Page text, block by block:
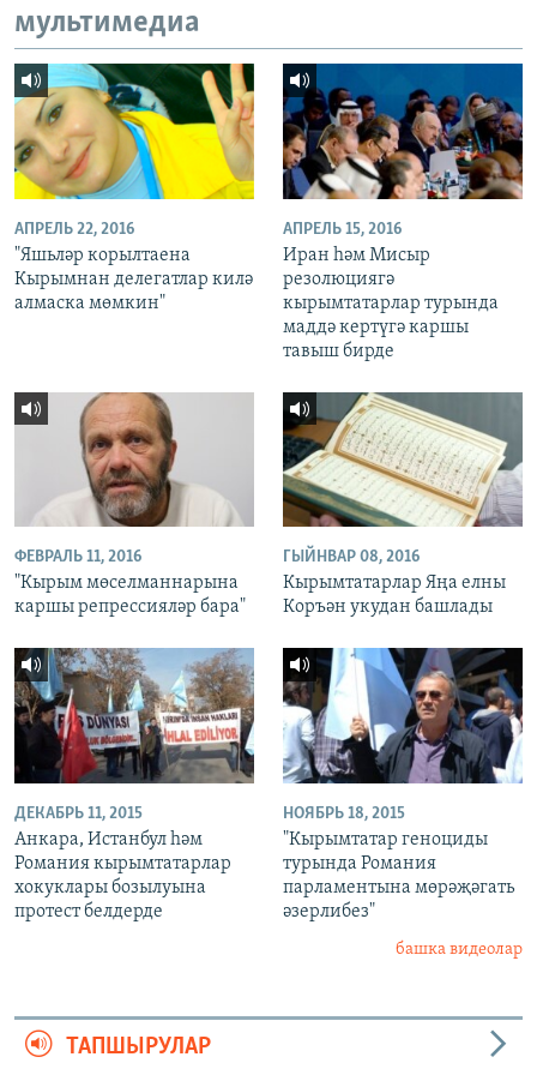
мультимедиа
АПРЕЛЬ 22, 2016
"Яшьләр корылтаена
Кырымнан делегатлар килә
алмаска мөмкин"
АПРЕЛЬ 15, 2016
Иран һәм Мисыр
резолюциягә
кырымтатарлар турында
маддә кертүгә каршы
тавыш бирде
ФЕВРАЛЬ 11, 2016
"Кырым мөселманнарына
каршы репрессияләр бара"
ГЫЙНВАР 08, 2016
Кырымтатарлар Яңа елны
Коръән укудан башлады
ДЕКАБРЬ 11, 2015
Анкара, Истанбул һәм
Романия кырымтатарлар
хокуклары бозылуына
протест белдерде
НОЯБРЬ 18, 2015
"Кырымтатар геноциды
турында Романия
парламентына мөрәҗәгать
әзерлибез"
башка видеолар
ТАПШЫРУЛАР